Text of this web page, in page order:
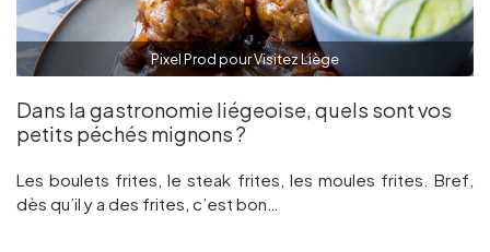
Pixel Prod pour Visitez Liège
Dans la gastronomie liégeoise, quels sont vos
petits péchés mignons ?
Les boulets frites, le steak frites, les moules frites. Bref,
dès qu’il y a des frites, c’est bon…